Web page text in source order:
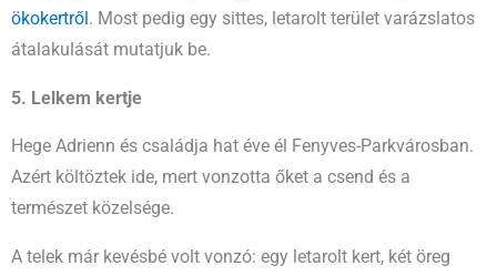
ökokertről . Most pedig egy sittes, letarolt terület varázslatos
átalakulását mutatjuk be.
5. Lelkem kertje
Hege Adrienn és családja hat éve él Fenyves-Parkvárosban.
Azért költöztek ide, mert vonzotta őket a csend és a
természet közelsége.
A telek már kevésbé volt vonzó: egy letarolt kert, két öreg